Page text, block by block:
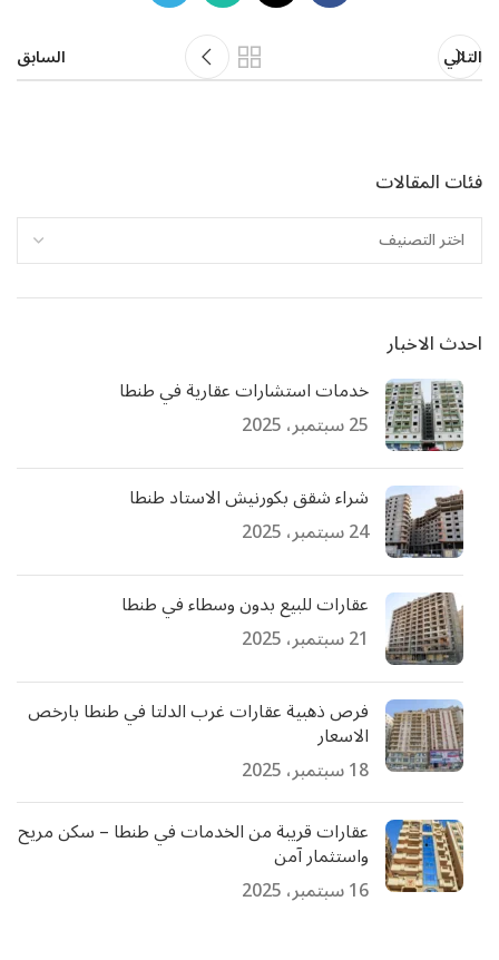
التالي السابق
فئات المقالات
احدث الاخبار
خدمات استشارات عقارية في طنطا
25 سبتمبر، 2025
شراء شقق بكورنيش الاستاد طنطا
24 سبتمبر، 2025
عقارات للبيع بدون وسطاء في طنطا
21 سبتمبر، 2025
فرص ذهبية عقارات غرب الدلتا في طنطا بارخص
الاسعار
18 سبتمبر، 2025
عقارات قريبة من الخدمات في طنطا – سكن مريح
واستثمار آمن
16 سبتمبر، 2025